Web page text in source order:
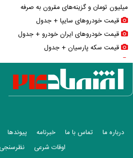
میلیون تومان و گزینه‌های مقرون‌ به‌ صرفه
قیمت خودرو‌های سایپا + جدول
قیمت خودرو‌های ایران خودرو + جدول
قیمت سکه پارسیان + جدول
قیمت سکه و طلا + جدول
قیمت بیت کوین و رمزارز‌ها + جدول
قیمت دلار، یورو و سایر ارز‌ها + جدول
فیلم / لحظه ورود عاصم منیر و شهباز شریف
سدها پر شدند؛ پس چرا ایران هنوز تشنه
عکس های زیبای هدیه تهرانی در یک گلخانه
درباره ما تماس با ما خبرنامه پیوندها
اوقات شرعی
نظرسنجی